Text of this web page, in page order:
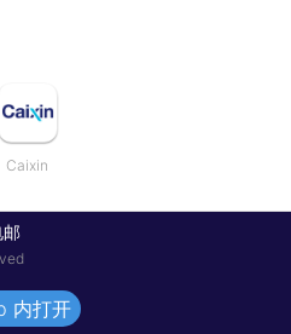
Caixin
内打开